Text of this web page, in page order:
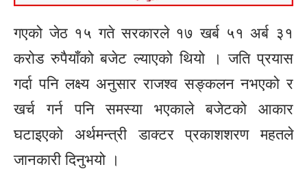
गएको जेठ १५ गते सरकारले १७ खर्ब ५१ अर्ब ३१
करोड रुपैयाँको बजेट ल्याएको थियो । जति प्रयास
गर्दा पनि लक्ष्य अनुसार राजश्व सङ्कलन नभएको र
खर्च गर्न पनि समस्या भएकाले बजेटको आकार
घटाइएको अर्थमन्त्री डाक्टर प्रकाशशरण महतले
जानकारी दिनुभयो ।